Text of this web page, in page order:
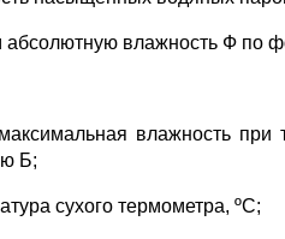
влажность Ф по
влажность при
Б;
сухого термометра, ºС;